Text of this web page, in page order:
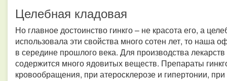
Целебная кладовая
Но главное достоинство гинкго – не красота его, а
использовала эти свойства много сотен лет, то наша
в середине прошлого века. Для производства
содержится много ядовитых веществ. Препараты
кровообращения, при атеросклерозе и гипертонии,